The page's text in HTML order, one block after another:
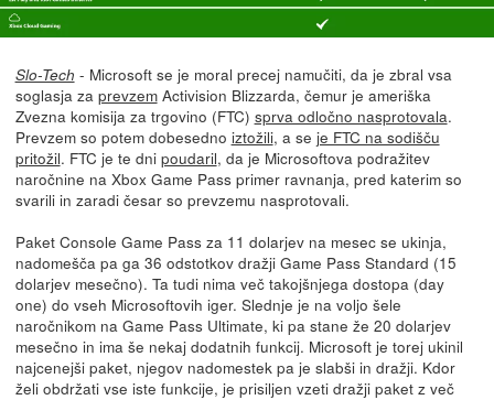
Slo-Tech - Microsoft se je moral precej namučiti, da je zbral vsa
soglasja za prevzemActivision Blizzarda, čemur je ameriška
Zvezna komisija za trgovino (FTC) sprva odločno nasprotovala.
Prevzem so potem dobesedno iztožili, a se je FTC na sodišču
pritožil. FTC je te dni poudaril, da je Microsoftova podražitev
naročnine na Xbox Game Pass primer ravnanja, pred katerim so
svarili in zaradi česar so prevzemu nasprotovali.
Paket Console Game Pass za 11 dolarjev na mesec se ukinja,
nadomešča pa ga 36 odstotkov dražji Game Pass Standard (15
dolarjev mesečno). Ta tudi nima več takojšnjega dostopa (day
one) do vseh Microsoftovih iger. Slednje je na voljo šele
naročnikom na Game Pass Ultimate, ki pa stane že 20 dolarjev
mesečno in ima še nekaj dodatnih funkcij. Microsoft je torej ukinil
najcenejši paket, njegov nadomestek pa je slabši in dražji. Kdor
želi obdržati vse iste funkcije, je prisiljen vzeti dražji paket z več